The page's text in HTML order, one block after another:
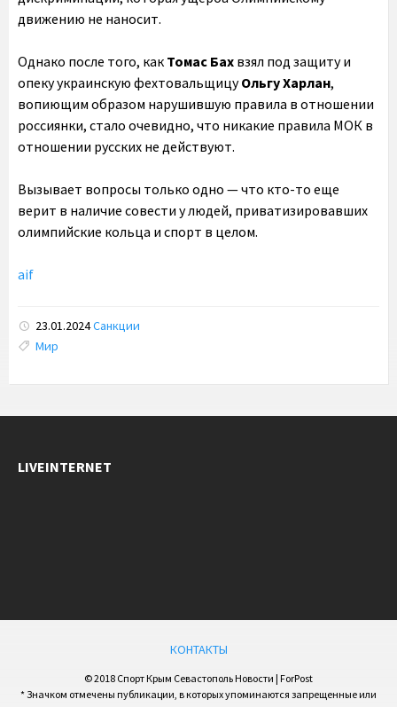
движению не наносит.
Однако после того, как Томас Бах взял под защиту и
опеку украинскую фехтовальщицуОльгу Харлан,
вопиющим образом нарушившую правила в отношении
россиянки, стало очевидно, что никакие правила МОК в
отношении русских не действуют.
Вызывает вопросы только одно — что кто-то еще
верит в наличие совести у людей, приватизировавших
олимпийские кольца и спорт в целом.
aif
23.01.2024Санкции
Tags:
Мир
LIVEINTERNET
КОНТАКТЫ
© 2018 Спорт Крым Севастополь Новости | ForPost
* Значком отмечены публикации, в которых упоминаются запрещенные или